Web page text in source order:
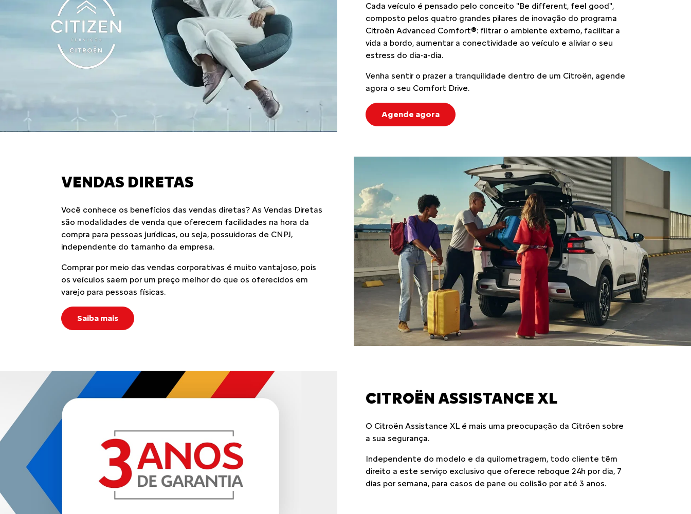
Cada veículo é pensado pelo conceito "Be different, feel good",
composto pelos quatro grandes pilares de inovação do programa
Citroën Advanced Comfort®: filtrar o ambiente externo, facilitar a
vida a bordo, aumentar a conectividade ao veículo e aliviar o seu
estress do dia-a-dia.
Venha sentir o prazer a tranquilidade dentro de um Citroën, agende
agora o seu Comfort Drive.
Agende agora
VENDAS DIRETAS
Você conhece os benefícios das vendas diretas? As Vendas Diretas
são modalidades de venda que oferecem facilidades na hora da
compra para pessoas jurídicas, ou seja, possuidoras de CNPJ,
independente do tamanho da empresa.
Comprar por meio das vendas corporativas é muito vantajoso, pois
os veículos saem por um preço melhor do que os oferecidos em
varejo para pessoas físicas.
Saiba mais
CITROËN ASSISTANCE XL
O Citroën Assistance XL é mais uma preocupação da Citröen sobre
a sua segurança.
Independente do modelo e da quilometragem, todo cliente têm
direito a este serviço exclusivo que oferece reboque 24h por dia, 7
dias por semana, para casos de pane ou colisão por até 3 anos.